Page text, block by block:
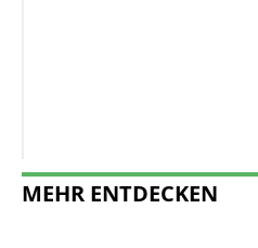
MEHR ENTDECKEN